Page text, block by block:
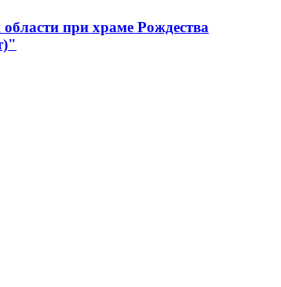
при храме Рождества